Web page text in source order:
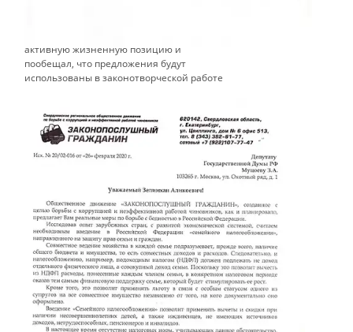
активную жизненную позицию и
пообещал, что предложения будут
использованы в законотворческой работе